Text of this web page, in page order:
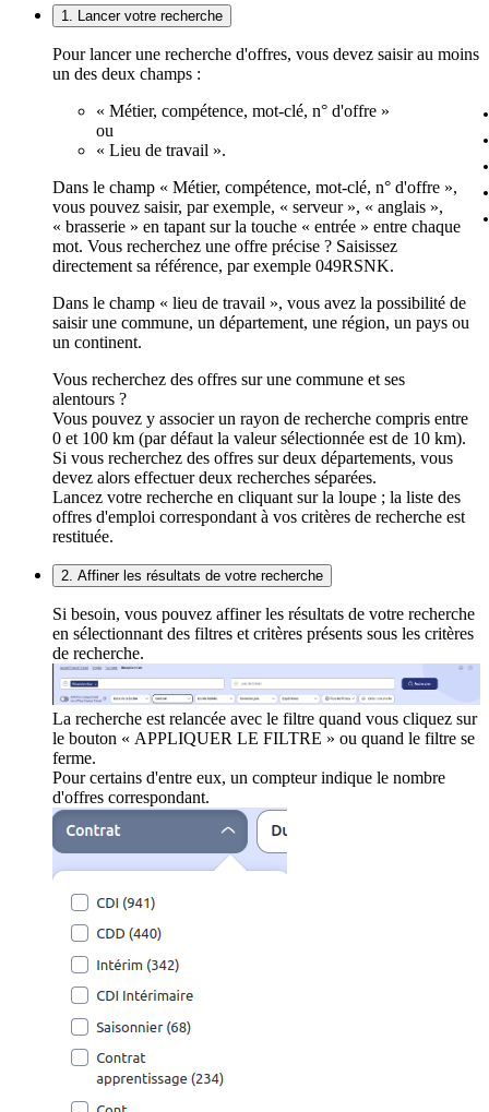
1. Lancer votre recherche
Pour lancer une recherche d'offres, vous devez saisir au moins
un des deux champs :
« Métier, compétence, mot-clé, n° d'offre »
ou
« Lieu de travail ».
Dans le champ « Métier, compétence, mot-clé, n° d'offre »,
vous pouvez saisir, par exemple, « serveur », « anglais »,
« brasserie » en tapant sur la touche « entrée » entre chaque
mot. Vous recherchez une offre précise ? Saisissez
directement sa référence, par exemple 049RSNK.
Dans le champ « lieu de travail », vous avez la possibilité de
saisir une commune, un département, une région, un pays ou
un continent.
Vous recherchez des offres sur une commune et ses
alentours ?
Vous pouvez y associer un rayon de recherche compris entre
0 et 100 km (par défaut la valeur sélectionnée est de 10 km).
Si vous recherchez des offres sur deux départements, vous
devez alors effectuer deux recherches séparées.
Lancez votre recherche en cliquant sur la loupe ; la liste des
offres d'emploi correspondant à vos critères de recherche est
restituée.
2. Affiner les résultats de votre recherche
Si besoin, vous pouvez affiner les résultats de votre recherche
en sélectionnant des filtres et critères présents sous les critères
de recherche.
La recherche est relancée avec le filtre quand vous cliquez sur
le bouton « APPLIQUER LE FILTRE » ou quand le filtre se
ferme.
Pour certains d'entre eux, un compteur indique le nombre
d'offres correspondant.